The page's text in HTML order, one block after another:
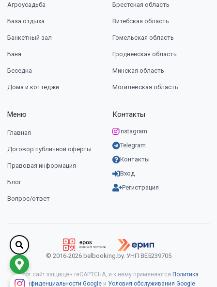
Агроусадьба
База отдыха
Банкетный зал
Баня
Беседка
Дома и коттеджи
Брестская область
Витебская область
Гомельская область
Гродненская область
Минская область
Могилевская область
Меню
Главная
Договор публичной оферты
Правовая информация
Блог
Вопрос/ответ
Контакты
Instagram
Telegram
Контакты
Вход
Регистрация
© 2016-2026 belbooking.by. УНП ВЕ5239705
Этот сайт защищён reCAPTCHA, и к нему применяются Политика
конфиденциальности Googleи Условия обслуживания Google.